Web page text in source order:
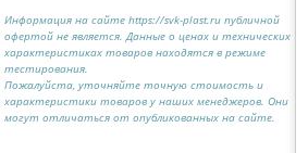
Информация на сайте https://svk-plast.ru публичной
офертой не является. Данные о ценах и технических
характеристиках товаров находятся в режиме
тестирования.
Пожалуйста, уточняйте точную стоимость и
характеристики товаров у наших менеджеров. Они
могут отличаться от опубликованных на сайте.